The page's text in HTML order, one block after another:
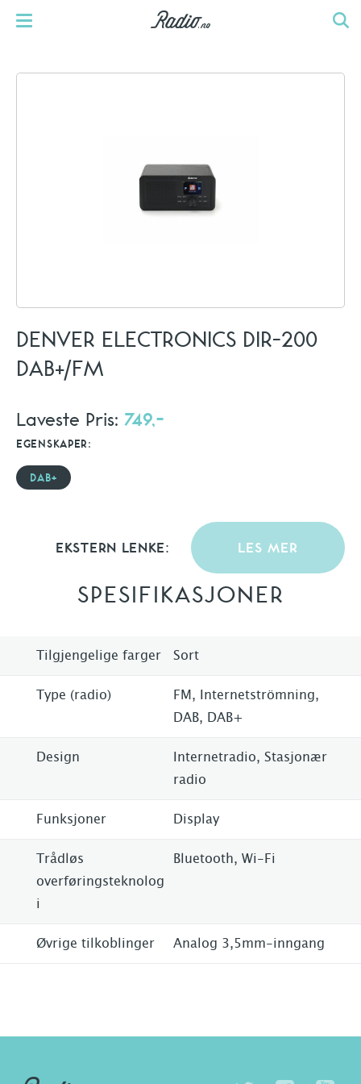
DENVER ELECTRONICS DIR-200
DAB+/FM
Laveste Pris: 749,-
EGENSKAPER:
DAB+
EKSTERN LENKE: LES MER
SPESIFIKASJONER
Tilgjengelige farger Sort
Type (radio)
FM, Internetströmning,
DAB, DAB+
Design
Internetradio, Stasjonær
radio
Funksjoner Display
Trådløs
overføringsteknolog
i
Bluetooth, Wi-Fi
Øvrige tilkoblinger Analog 3,5mm-inngang